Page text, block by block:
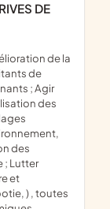
de
; Agir
des
des
; Lutter
et
) , toutes